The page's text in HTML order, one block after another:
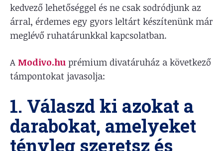
kedvező lehetőséggel és ne csak sodródjunk az
árral, érdemes egy gyors leltárt készítenünk már
meglévő ruhatárunkkal kapcsolatban.
A Modivo.hu prémium divatáruház a következő
támpontokat javasolja:
1. Válaszd ki azokat a
darabokat, amelyeket
tényleg szeretsz és